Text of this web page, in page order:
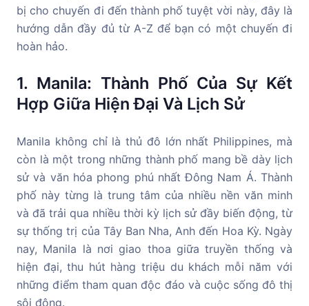
bị cho chuyến đi đến thành phố tuyệt vời này, đây là
hướng dẫn đầy đủ từ A-Z để bạn có một chuyến đi
hoàn hảo.
1. Manila: Thành Phố Của Sự Kết
Hợp Giữa Hiện Đại Và Lịch Sử
Manila không chỉ là thủ đô lớn nhất Philippines, mà
còn là một trong những thành phố mang bề dày lịch
sử và văn hóa phong phú nhất Đông Nam Á. Thành
phố này từng là trung tâm của nhiều nền văn minh
và đã trải qua nhiều thời kỳ lịch sử đầy biến động, từ
sự thống trị của Tây Ban Nha, Anh đến Hoa Kỳ. Ngày
nay, Manila là nơi giao thoa giữa truyền thống và
hiện đại, thu hút hàng triệu du khách mỗi năm với
những điểm tham quan độc đáo và cuộc sống đô thị
sôi động.